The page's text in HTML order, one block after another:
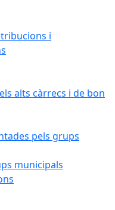
i
alts càrrecs i de bon
pels grups
municipals